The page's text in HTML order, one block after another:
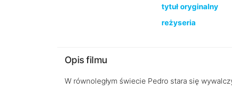
tytuł oryginalny
reżyseria
Opis filmu
W równoległym świecie Pedro stara się